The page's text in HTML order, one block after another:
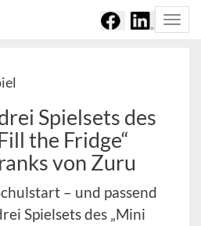
Spielsets des
the Fridge“
von Zuru
– und passend
Spielsets des „Mini